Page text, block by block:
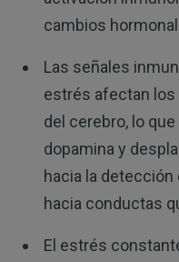
cambios
Las señales
estrés afectan
del cerebro, lo
dopamina y
hacia la detección
hacia conductas
El estrés